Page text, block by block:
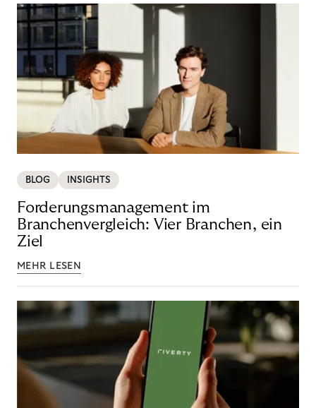
BLOG INSIGHTS
Forderungsmanagement im
Branchenvergleich: Vier Branchen, ein
Ziel
MEHR LESEN